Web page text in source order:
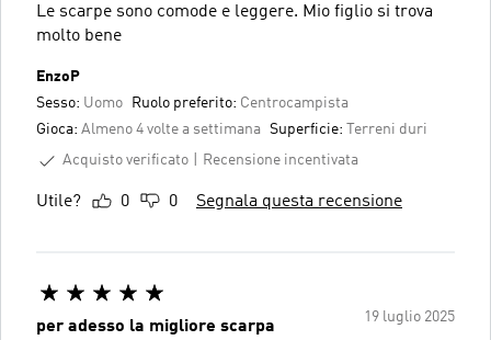
Le scarpe sono comode e leggere. Mio figlio si trova
molto bene
EnzoP
Sesso: Uomo Ruolo preferito: Centrocampista
Gioca: Almeno 4 volte a settimana Superficie:
Terreni duri
Acquisto verificato
Recensione incentivata
Utile? 0 0 Segnala questa recensione
19 luglio 2025
per adesso la migliore scarpa